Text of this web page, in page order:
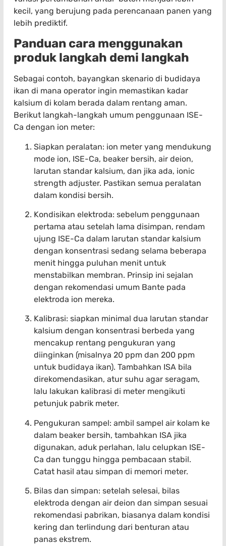
kecil, yang berujung pada perencanaan panen yang
lebih prediktif.
Panduan cara menggunakan
produk langkah demi langkah
Sebagai contoh, bayangkan skenario di budidaya
ikan di mana operator ingin memastikan kadar
kalsium di kolam berada dalam rentang aman.
Berikut langkah-langkah umum penggunaan ISE-
Ca dengan ion meter:
Siapkan peralatan: ion meter yang mendukung
mode ion, ISE-Ca, beaker bersih, air deion,
larutan standar kalsium, dan jika ada, ionic
strength adjuster. Pastikan semua peralatan
dalam kondisi bersih.
Kondisikan elektroda: sebelum penggunaan
pertama atau setelah lama disimpan, rendam
ujung ISE-Ca dalam larutan standar kalsium
dengan konsentrasi sedang selama beberapa
menit hingga puluhan menit untuk
menstabilkan membran. Prinsip ini sejalan
dengan rekomendasi umum Bante pada
elektroda ion mereka.
Kalibrasi: siapkan minimal dua larutan standar
kalsium dengan konsentrasi berbeda yang
mencakup rentang pengukuran yang
diinginkan (misalnya 20 ppm dan 200 ppm
untuk budidaya ikan). Tambahkan ISA bila
direkomendasikan, atur suhu agar seragam,
lalu lakukan kalibrasi di meter mengikuti
petunjuk pabrik meter.
Pengukuran sampel: ambil sampel air kolam ke
dalam beaker bersih, tambahkan ISA jika
digunakan, aduk perlahan, lalu celupkan ISE-
Ca dan tunggu hingga pembacaan stabil.
Catat hasil atau simpan di memori meter.
Bilas dan simpan: setelah selesai, bilas
elektroda dengan air deion dan simpan sesuai
rekomendasi pabrikan, biasanya dalam kondisi
kering dan terlindung dari benturan atau
panas ekstrem.